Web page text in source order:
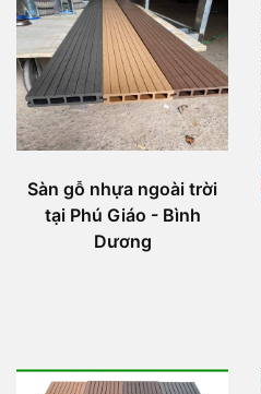
Sàn gỗ nhựa ngoài trời
tại Phú Giáo - Bình
Dương